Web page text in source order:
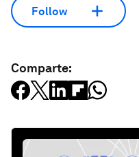
Follow
Comparte: